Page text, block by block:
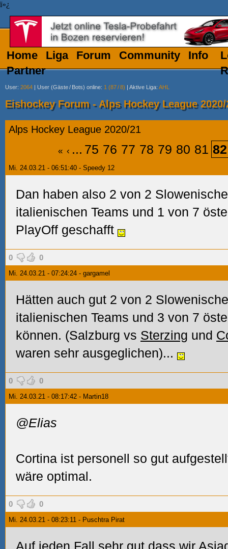
ï»¿
Home Liga Forum Community
Info
Partner
User: 2064 | User (Gäste/ Bots) online: 1 (87/8) | Aktive Liga: AHL
Eishockey Forum - Alps Hockey League 2020/
Alps Hockey League 2020/21
« ‹ ... 75 76 77 78 79 80 81 82
Mi. 24.03.21 - 06:51:40 - Speedy 12
Dan haben also 2 von 2
italienischen Teams und 1 von 7
PlayOff geschafft
0 0
Mi. 24.03.21 - 07:24:24 - gargamel
Hätten auch gut 2 von 2
italienischen Teams und 3 von 7
können. (Salzburg vs Sterzing und
waren sehr ausgeglichen)...
0 0
Mi. 24.03.21 - 08:17:42 - Martin18
@Elias
Cortina ist personell so gut
wäre optimal.
0 0
Mi. 24.03.21 - 08:23:11 - Puschtra Pirat
Auf jeden Fall sehr gut dass wir